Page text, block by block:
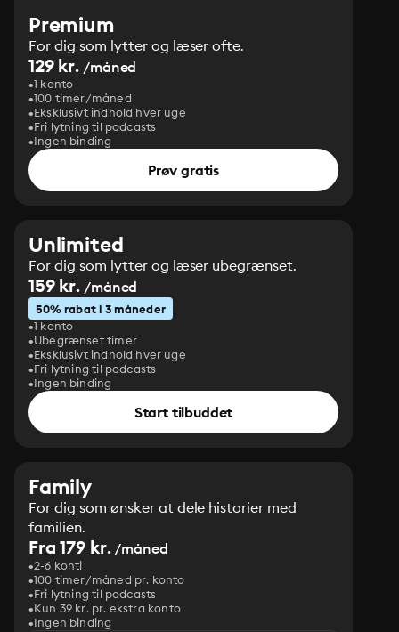
Premium
For dig som lytter og læser ofte.
129 kr. /måned
1 konto
100 timer/måned
Eksklusivt indhold hver uge
Fri lytning til podcasts
Ingen binding
Prøv gratis
Unlimited
For dig som lytter og læser ubegrænset.
159 kr. /måned
50% rabat i 3 måneder
1 konto
Ubegrænset timer
Eksklusivt indhold hver uge
Fri lytning til podcasts
Ingen binding
Start tilbuddet
Family
For dig som ønsker at dele historier med
familien.
Fra 179 kr./måned
2-6 konti
100 timer/måned pr. konto
Fri lytning til podcasts
Kun 39 kr. pr. ekstra konto
Ingen binding